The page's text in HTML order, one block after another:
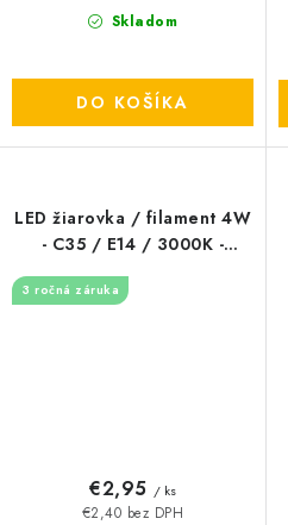
Skladom
DO KOŠÍKA
LED žiarovka / filament 4W
- C35 / E14 / 3000K -
ZLF712
3 ročná záruka
€2,40 bez DPH
€2,95 / ks